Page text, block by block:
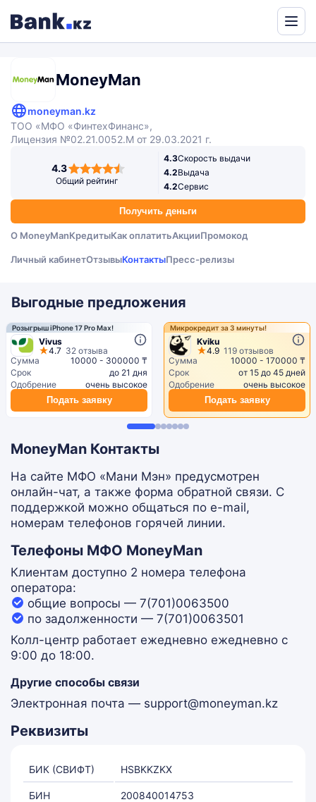
MoneyMan
moneyman.kz
ТОО «МФО «ФинтехФинанс»,
Лицензия №02.21.0052.M от 29.03.2021 г.
4.3
Общий рейтинг
4.3Скорость выдачи
4.2Выдача
4.2Сервис
Получить деньги
О MoneyManКредитыКак оплатитьАкцииПромокод
Личный кабинетОтзывыКонтактыПресс-релизы
Выгодные предложения
Розыгрыш iPhone 17 Pro Max!
Vivus
4.7 32 отзыва
Сумма
10000 - 300000 ₸
Срок
до 21 дня
Одобрение
очень высокое
Подать заявку
Микрокредит за 3 минуты!
Kviku
4.9 119 отзывов
Сумма
10000 - 170000 ₸
Срок
от 15 до 45 дней
Одобрение
очень высокое
Подать заявку
MoneyMan Контакты
На сайте МФО «Мани Мэн» предусмотрен
онлайн-чат, а также форма обратной связи. С
поддержкой можно общаться по e-mail,
номерам телефонов горячей линии.
Телефоны МФО MoneyMan
Клиентам доступно 2 номера телефона
оператора:
общие вопросы — 7(701)0063500
по задолженности — 7(701)0063501
Колл-центр работает ежедневно ежедневно с
9:00 до 18:00.
Другие способы связи
Электронная почта — support@moneyman.kz
Реквизиты
БИК (СВИФТ) HSBKKZKX
БИН 200840014753